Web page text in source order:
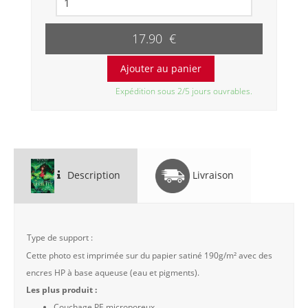
17.90 €
Expédition sous 2/5 jours ouvrables.
Description Livraison
Type de support :
Cette photo est imprimée sur du papier satiné 190g/m² avec des
encres HP à base aqueuse (eau et pigments).
Les plus produit :